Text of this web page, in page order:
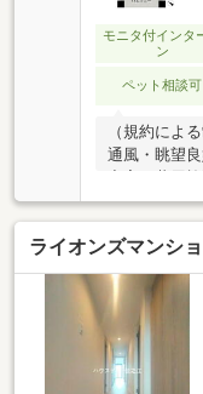
ガスコンロ
ームやゲス
が組めるか
い♪
モニタ付インタ
ン
ペット相談可
（規約によ
通風・眺望
トルーム、
ジオ、スタ
ム）（施設
確保した80
体利用可能
もお使いい
まで徒歩2
暮らし、シ
住まいが調
ライオンズマンシ